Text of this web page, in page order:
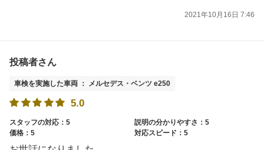
2021年10月16日 7:46
投稿者さん
車検を実施した車両 ： メルセデス・ベンツ e250
5.0
スタッフの対応：5
説明の分かりやすさ：5
価格：5
対応スピード：5